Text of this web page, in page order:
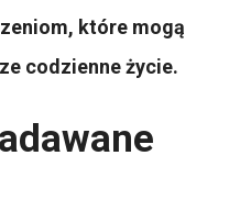
które mogą
codzienne życie.